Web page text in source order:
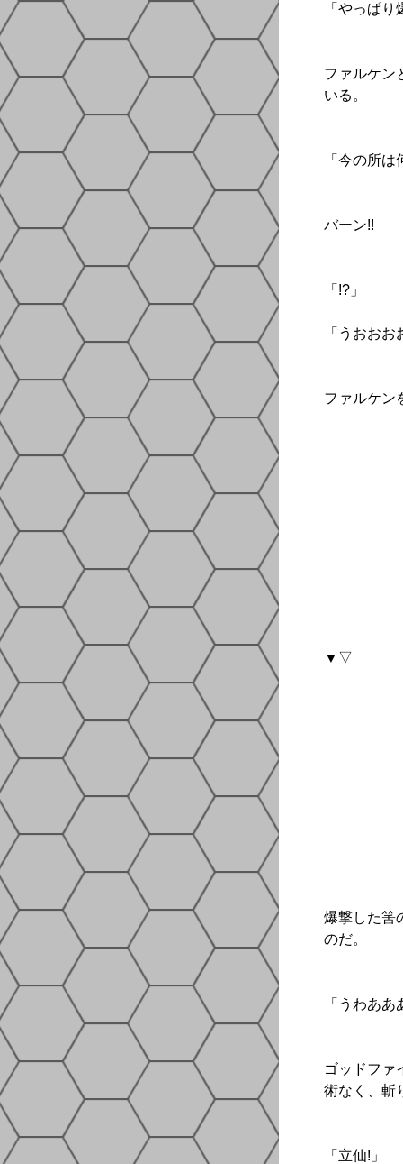
「やっぱ
ファルケン
いる。
「今の所
バーン!!
「!?」
「うおおお
ファルケン
▼▽
爆撃した筈
のだ。
「うわああ
ゴッドファ
術なく、斬
「立仙!」